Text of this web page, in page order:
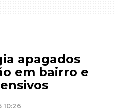
apagados
em bairro e
10:26